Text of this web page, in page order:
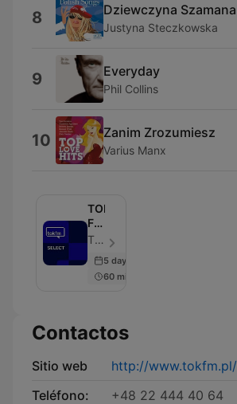
8 Dziewczyna Szamana
Justyna Steczkowska
9 Everyday
Phil Collins
10 Zanim Zrozumiesz
Varius Manx
TOK
FM
Select
TOK FM - Episodio 1091
5 days ago
60 min
Contactos
Sitio web
http://www.tokfm.pl/
Teléfono:
+48 22 444 40 64